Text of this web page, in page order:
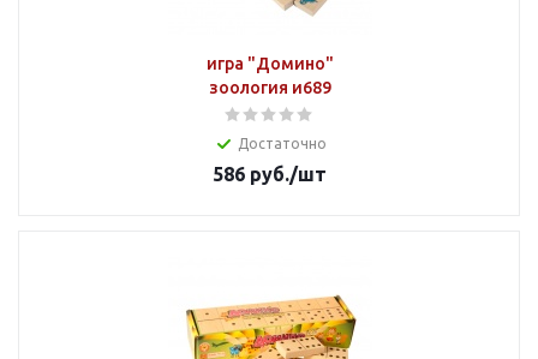
игра "Домино"
зоология и689
Достаточно
586 руб./шт